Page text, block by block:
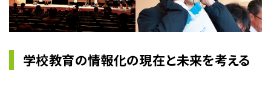
学校教育の情報化の現在と未来を考える